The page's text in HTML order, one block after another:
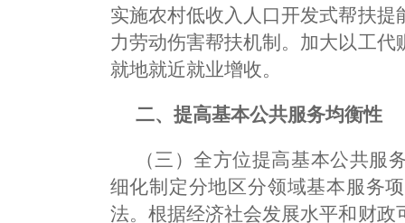
实施农村低收入人口开发式帮扶
力劳动伤害帮扶机制。加大以工
就地就近就业增收。
二、提高基本公共服务均衡性
（三）全方位提高基本公共服
细化制定分地区分领域基本服务
法。根据经济社会发展水平和财